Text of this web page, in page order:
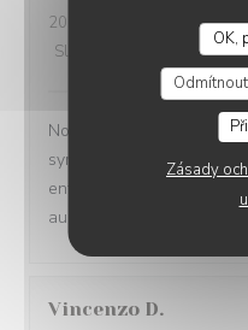
OK,
Zásady
2026-08-06
- 19:30 -
Služba
Atmosféra:5/
Nous avons passé un très
sympathique, service
enfin des assiettes
aurons plaisir à revenir
Vincenzo D